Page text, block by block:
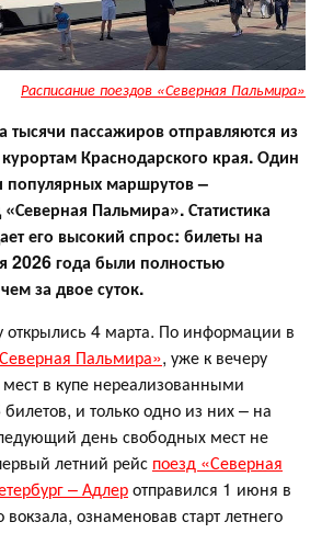
Расписание поездов «Северная Пальмира»
тысячи пассажиров отправляются из
Краснодарского края. Один
популярных маршрутов –
Пальмира». Статистика
его высокий спрос: билеты на
2026 года были полностью
за двое суток.
открылись 4 марта. По информации в
Пальмира», уже к вечеру
мест в купе нереализованными
и только одно из них – на
день свободных мест не
летний рейс поезд «Северная
– Адлеротправился 1 июня в
ознаменовав старт летнего